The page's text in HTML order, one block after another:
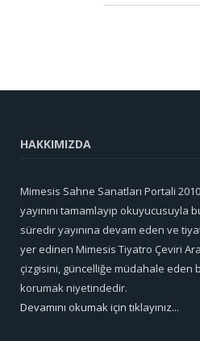
HAKKIMIZDA
Mimesis Sahne Sanatları Portali
yayınını tamamlayıp okuyucusuyla
süredir yayınına devam eden ve
yer edinen Mimesis Tiyatro Çeviri
çizgisini, güncelliğe müdahale eden
korumak niyetindedir.
Devamını okumak için tıklayınız...